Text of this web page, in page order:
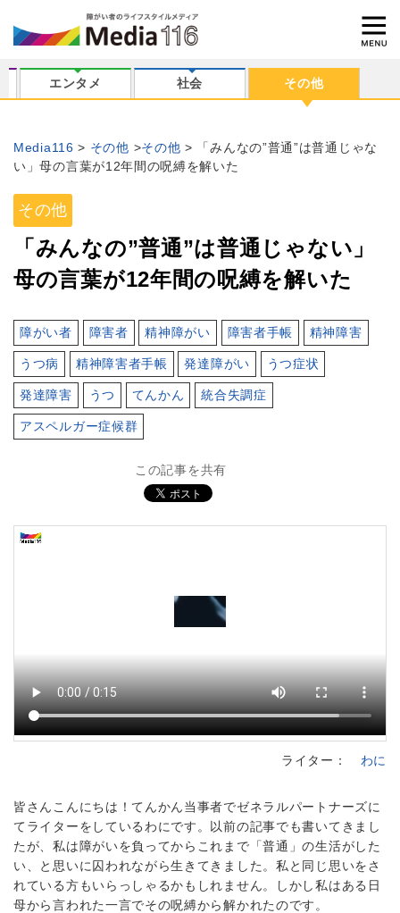
エンタメ 社会 その他
Media116 その他 その他
「みんなの”普通”は普通じゃな
い」母の言葉が12年間の呪縛を解いた
その他
「みんなの”普通”は普通じゃない」
母の言葉が12年間の呪縛を解いた
障がい者 障害者 精神障がい 障害者手帳 精神障害
うつ病 精神障害者手帳 発達障がい うつ症状
発達障害 うつ てんかん 統合失調症
アスペルガー症候群
この記事を共有
ライター： わに
皆さんこんにちは！てんかん当事者でゼネラルパートナーズに
てライターをしているわにです。以前の記事でも書いてきまし
たが、私は障がいを負ってからこれまで「普通」の生活がした
い、と思いに囚われながら生きてきました。私と同じ思いをさ
れている方もいらっしゃるかもしれません。しかし私はある日
母から言われた一言でその呪縛から解かれたのです。